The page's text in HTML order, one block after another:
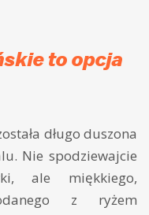
to opcja
długo duszona
Nie spodziewajcie
ale miękkiego,
z ryżem